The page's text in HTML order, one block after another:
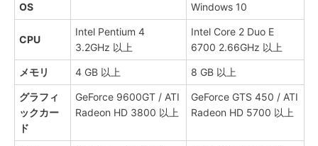
OS
Windows 10
CPU
Intel Pentium 4
3.2GHz 以上
Intel Core 2 Duo E
6700 2.66GHz 以上
メモリ 4 GB 以上 8 GB 以上
グラフィ
ックカー
ド
GeForce 9600GT / ATI
Radeon HD 3800 以上
GeForce GTS 450 / ATI
Radeon HD 5700 以上